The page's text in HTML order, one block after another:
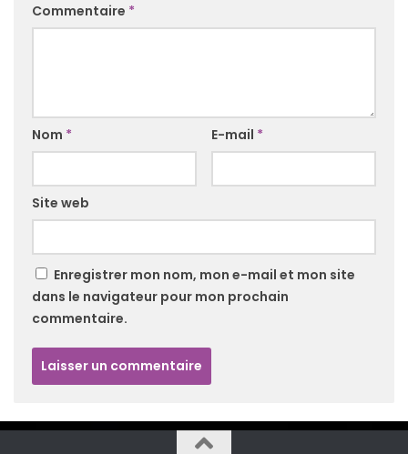
Commentaire *
Nom * E-mail *
Site web
Enregistrer mon nom, mon e-mail et mon site
dans le navigateur pour mon prochain
commentaire.